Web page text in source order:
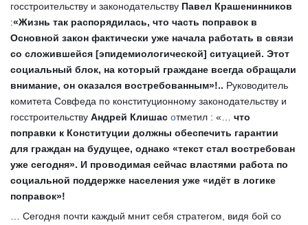
госстроительству и законодательству Павел Крашенинников
:«Жизнь так распорядилась, что часть поправок в
Основной закон фактически уже начала работать в связи
со сложившейся [эпидемиологической] ситуацией. Этот
социальный блок, на который граждане всегда обращали
внимание, он оказался востребованным»!.. Руководитель
комитета Совфеда по конституционному законодательству и
госстроительству Андрей Клишас отметил : «… что
поправки к Конституции должны обеспечить гарантии
для граждан на будущее, однако «текст стал востребован
уже сегодня». И проводимая сейчас властями работа по
социальной поддержке населения уже «идёт в логике
поправок»!
… Сегодня почти каждый мнит себя стратегом, видя бой со